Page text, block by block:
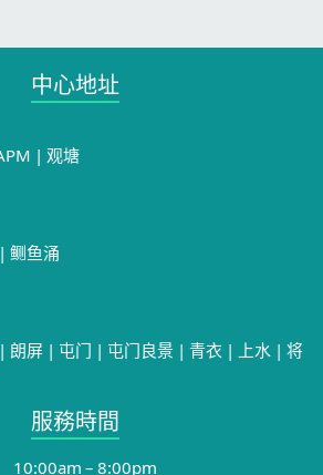
中心地址​
| 观塘
| 鲗鱼涌
| 朗屏| 屯门 | 屯门良景 | 青衣 | 上水 | 将
服務時間​
10:00am – 8:00pm